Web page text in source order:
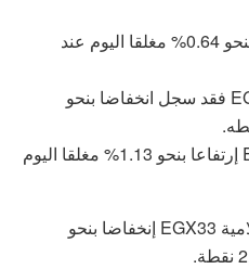
بينما سجل مؤشر S&P إرتفاعا بنحو 0.64% مغلقا اليوم عند
وبالنسبة لمؤشر EGX30 Capped فقد سجل انخفاضا بنحو
بينما سجل مؤشر EGX100 EWI إرتفاعا بنحو 1.13% مغلقا اليوم
فيما سجل مؤشر الشريعة الإسلامية EGX33 إنخفاضا بنحو